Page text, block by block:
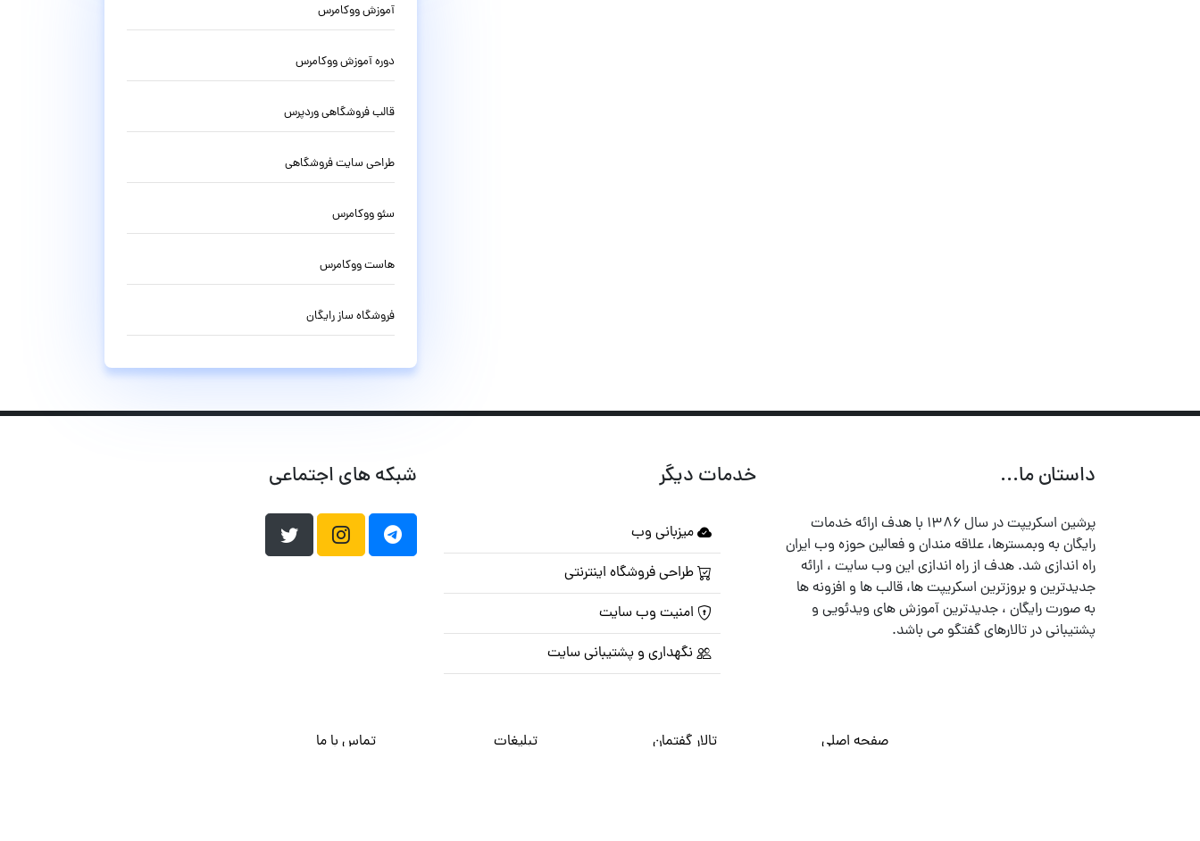
آموزش ووکامرس
دوره آموزش ووکامرس
قالب فروشگاهی وردپرس
طراحی سایت فروشگاهی
سئو ووکامرس
هاست ووکامرس
فروشگاه ساز رایگان
داستان ما...
پرشین اسکریپت در سال ۱۳۸۶ با هدف ارائه خدمات
رایگان به وبمسترها، علاقه مندان و فعالین حوزه وب ایران
راه اندازی شد. هدف از راه اندازی این وب سایت ، ارائه
جدیدترین و بروزترین اسکریپت ها، قالب ها و افزونه ها
به صورت رایگان ، جدیدترین آموزش های ویدئویی و
پشتیبانی در تالارهای گفتگو می باشد.
خدمات دیگر
میزبانی وب
طراحی فروشگاه اینترنتی
امنیت وب سایت
نگهداری و پشتیبانی سایت
شبکه های اجتماعی
صفحه اصلی تالار گفتمان تبلیغات تماس با ما